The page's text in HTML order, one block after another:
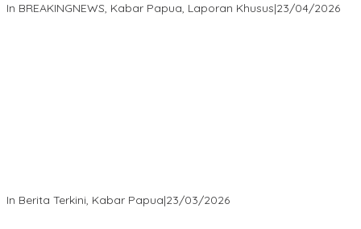
In BREAKINGNEWS, Kabar Papua, Laporan Khusus|23/04/2026
In Berita Terkini, Kabar Papua|23/03/2026